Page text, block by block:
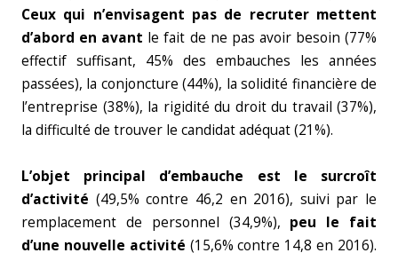
Ceux qui n’envisagent pas de recruter mettent
d’abord en avant le fait de ne pas avoir besoin (77%
effectif suffisant, 45% des embauches les années
passées), la conjoncture (44%), la solidité financière de
l’entreprise (38%), la rigidité du droit du travail (37%),
la difficulté de trouver le candidat adéquat (21%).
L’objet principal d’embauche est le surcroît
d’activité (49,5% contre 46,2 en 2016), suivi par le
remplacement de personnel (34,9%), peu le fait
d’une nouvelle activité (15,6% contre 14,8 en 2016).